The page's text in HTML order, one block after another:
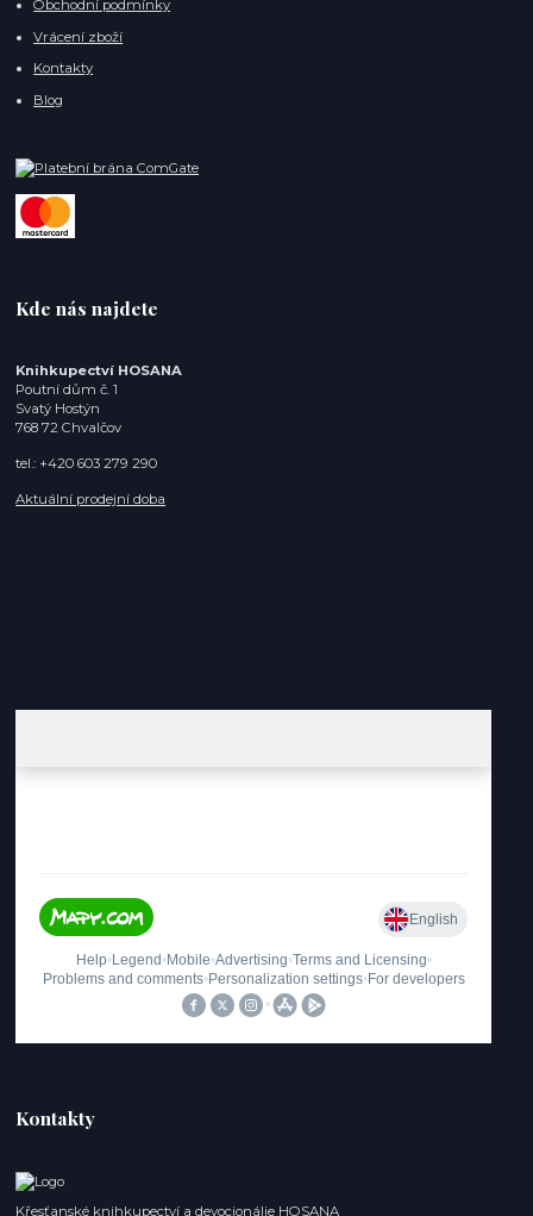
Obchodní podmínky
Vrácení zboží
Kontakty
Blog
Kde nás najdete
Knihkupectví HOSANA
Poutní dům č. 1
Svatý Hostýn
768 72 Chvalčov
tel.: +420 603 279 290
Aktuální prodejní doba
Kontakty
Křesťanské knihkupectví a devocionálie HOSANA